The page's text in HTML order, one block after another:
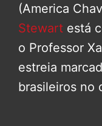
(America
Stewart está
o Professor
estreia
brasileiros no